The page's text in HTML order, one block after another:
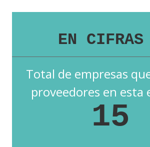
EN CIFRAS
Total de empresas
proveedores en esta
15